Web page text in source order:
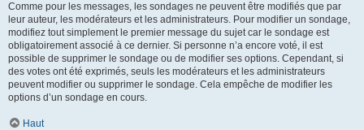
Comme pour les messages, les sondages ne peuvent être modifiés que par
leur auteur, les modérateurs et les administrateurs. Pour modifier un sondage,
modifiez tout simplement le premier message du sujet car le sondage est
obligatoirement associé à ce dernier. Si personne n’a encore voté, il est
possible de supprimer le sondage ou de modifier ses options. Cependant, si
des votes ont été exprimés, seuls les modérateurs et les administrateurs
peuvent modifier ou supprimer le sondage. Cela empêche de modifier les
options d’un sondage en cours.
Haut